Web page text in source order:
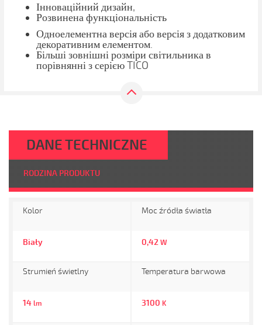
Інноваційний дизайн,
Розвинена функціональність
Одноелементна версія або версія з додатковим
декоративним елементом.
Більші зовнішні розміри світильника в
порівнянні з серією TICO
DANE TECHNICZNE
RODZINA PRODUKTU
Kolor
Biały
Moc źródła światła
0,42 W
Strumień świetlny
14 lm
Temperatura barwowa
3100 K